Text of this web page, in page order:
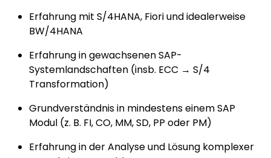
Erfahrung mit S/4HANA, Fiori und idealerweise
BW/4HANA
Erfahrung in gewachsenen SAP-
Systemlandschaften (insb. ECC → S/4
Transformation)
Grundverständnis in mindestens einem SAP
Modul (z. B. FI, CO, MM, SD, PP oder PM)
Erfahrung in der Analyse und Lösung komplexer